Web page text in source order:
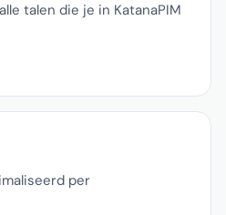
talen die je in KatanaPIM
per